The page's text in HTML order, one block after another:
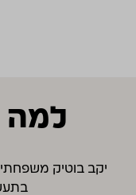
למה
יקב בוטיק משפחתי